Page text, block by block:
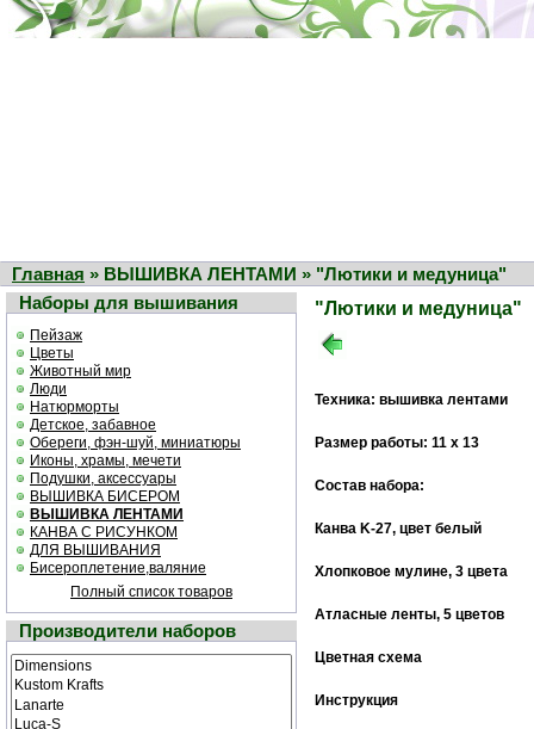
Главная » ВЫШИВКА ЛЕНТАМИ » "Лютики и медуница"
Наборы для вышивания
Пейзаж
Цветы
Животный мир
Люди
Натюрморты
Детское, забавное
Обереги, фэн-шуй, миниатюры
Иконы, храмы, мечети
Подушки, аксессуары
ВЫШИВКА БИСЕРОМ
ВЫШИВКА ЛЕНТАМИ
КАНВА С РИСУНКОМ
ДЛЯ ВЫШИВАНИЯ
Бисероплетение,валяние
Полный список товаров
Производители наборов
"Лютики и медуница"
Техника: вышивка лентами
Размер работы: 11 х 13
Состав набора:
Канва K-27, цвет белый
Хлопковое мулине, 3 цвета
Атласные ленты, 5 цветов
Цветная cхема
Инструкция